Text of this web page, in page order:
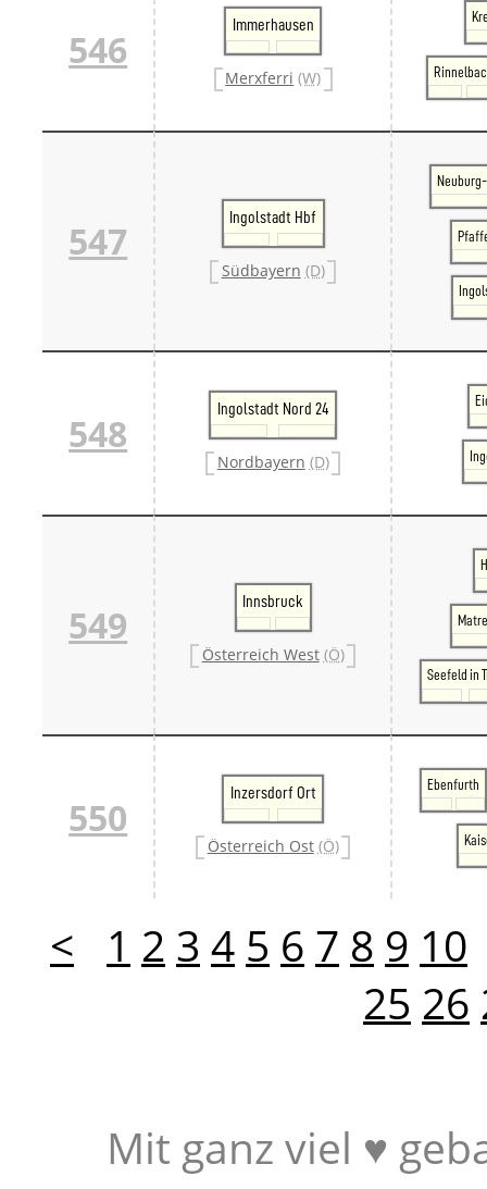
546
Immerhausen
Merxferri (W)
547
Ingolstadt Hbf
Südbayern (D)
548
Ingolstadt Nord 24
Nordbayern (D)
549
Innsbruck
Österreich West (Ö)
Seefeld in
550
Inzersdorf Ort
Österreich Ost (Ö)
Ebenfurth
< 1 2 3 4 5 6 7 8 9 10
25 26
Mit ganz viel ♥